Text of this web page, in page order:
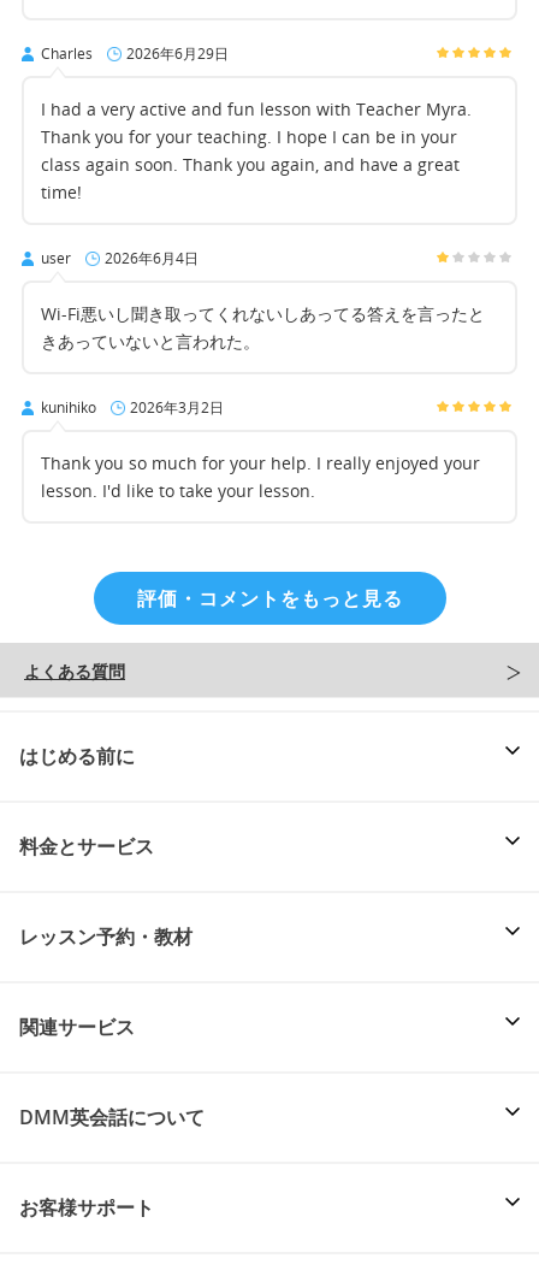
Charles 2026年6月29日
I had a very active and fun lesson with Teacher Myra.
Thank you for your teaching. I hope I can be in your
class again soon. Thank you again, and have a great
time!
user 2026年6月4日
Wi-Fi悪いし聞き取ってくれないしあってる答えを言ったと
きあっていないと言われた。
kunihiko 2026年3月2日
Thank you so much for your help. I really enjoyed your
lesson. I'd like to take your lesson.
評価・コメントをもっと見る
よくある質問
はじめる前に
料金とサービス
レッスン予約・教材
関連サービス
DMM英会話について
お客様サポート